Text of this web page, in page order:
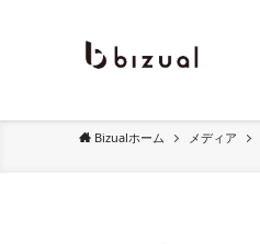
Bizualホーム メディア